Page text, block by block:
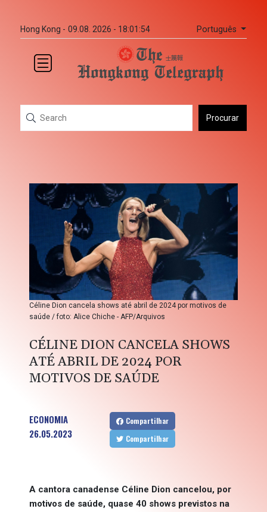
Hong Kong - 09.08. 2026 - 18:01:54 Português
Procurar
Céline Dion cancela shows até abril de 2024 por motivos de
saúde / foto: Alice Chiche - AFP/Arquivos
CÉLINE DION CANCELA SHOWS
ATÉ ABRIL DE 2024 POR
MOTIVOS DE SAÚDE
ECONOMIA
26.05.2023
Compartilhar
Compartilhar
A cantora canadense Céline Dion cancelou, por
motivos de saúde, quase 40 shows previstos na